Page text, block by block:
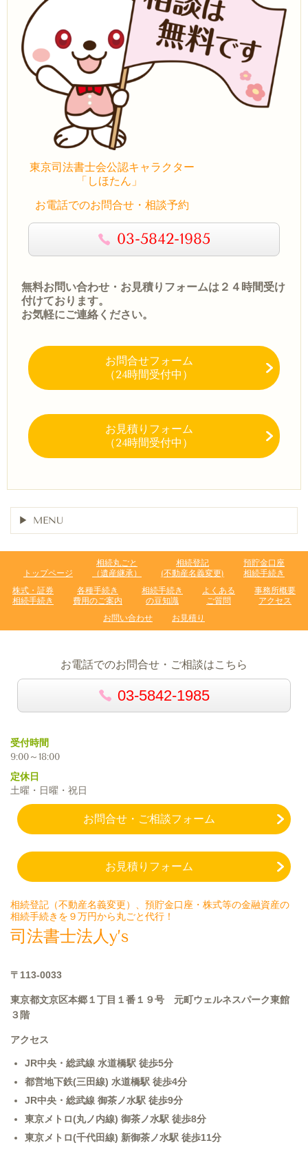
東京司法書士会公認キャラクター
「しほたん」
お電話でのお問合せ・相談予約
03-5842-1985
無料お問い合わせ・お見積りフォームは２４時間受け
付けております。
お気軽にご連絡ください。
お問合せフォーム
（24時間受付中）
お見積りフォーム
（24時間受付中）
MENU
トップページ
相続丸ごと
（遺産継承）
相続登記
(不動産名義変更)
預貯金口座
相続手続き
株式・証券
相続手続き
各種手続き
費用のご案内
相続手続き
の豆知識
よくある
ご質問
事務所概要
アクセス
お問い合わせ
お見積り
お電話でのお問合せ・ご相談はこちら
03-5842-1985
受付時間
9:00～18:00
定休日
土曜・日曜・祝日
お問合せ・ご相談フォーム
お見積りフォーム
相続登記（不動産名義変更）、預貯金口座・株式等の金融資産の
相続手続きを９万円から丸ごと代行！
司法書士法人y’s
〒113-0033
東京都文京区本郷１丁目１番１９号 元町ウェルネスパーク東館
３階
アクセス
JR中央・総武線 水道橋駅 徒歩5分
都営地下鉄(三田線) 水道橋駅 徒歩4分
JR中央・総武線 御茶ノ水駅 徒歩9分
東京メトロ(丸ノ内線) 御茶ノ水駅 徒歩8分
東京メトロ(千代田線) 新御茶ノ水駅 徒歩11分